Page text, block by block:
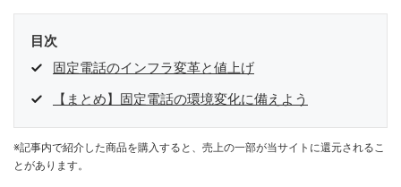
目次
固定電話のインフラ変革と値上げ
【まとめ】固定電話の環境変化に備えよう
※記事内で紹介した商品を購入すると、売上の一部が当サイトに還元されるこ
とがあります。